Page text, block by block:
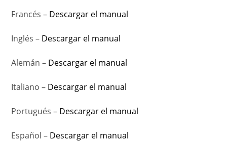
Francés – Descargar el manual
Inglés – Descargar el manual
Alemán – Descargar el manual
Italiano – Descargar el manual
Portugués – Descargar el manual
Español – Descargar el manual